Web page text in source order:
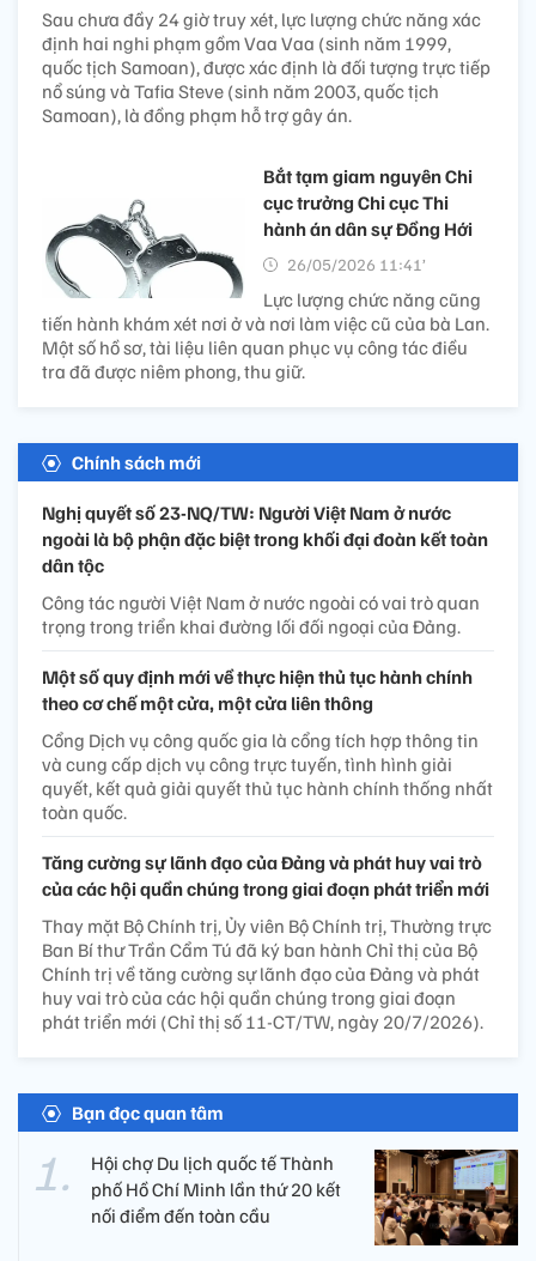
Sau chưa đầy 24 giờ truy xét, lực lượng chức năng xác
định hai nghi phạm gồm Vaa Vaa (sinh năm 1999,
quốc tịch Samoan), được xác định là đối tượng trực tiếp
nổ súng và Tafia Steve (sinh năm 2003, quốc tịch
Samoan), là đồng phạm hỗ trợ gây án.
Bắt tạm giam nguyên Chi
cục trưởng Chi cục Thi
hành án dân sự Đồng Hới
26/05/2026 11:41’
Lực lượng chức năng cũng
tiến hành khám xét nơi ở và nơi làm việc cũ của bà Lan.
Một số hồ sơ, tài liệu liên quan phục vụ công tác điều
tra đã được niêm phong, thu giữ.
Chính sách mới
Nghị quyết số 23-NQ/TW: Người Việt Nam ở nước
ngoài là bộ phận đặc biệt trong khối đại đoàn kết toàn
dân tộc
Công tác người Việt Nam ở nước ngoài có vai trò quan
trọng trong triển khai đường lối đối ngoại của Đảng.
Một số quy định mới về thực hiện thủ tục hành chính
theo cơ chế một cửa, một cửa liên thông
Cổng Dịch vụ công quốc gia là cổng tích hợp thông tin
và cung cấp dịch vụ công trực tuyến, tình hình giải
quyết, kết quả giải quyết thủ tục hành chính thống nhất
toàn quốc.
Tăng cường sự lãnh đạo của Đảng và phát huy vai trò
của các hội quần chúng trong giai đoạn phát triển mới
Thay mặt Bộ Chính trị, Ủy viên Bộ Chính trị, Thường trực
Ban Bí thư Trần Cẩm Tú đã ký ban hành Chỉ thị của Bộ
Chính trị về tăng cường sự lãnh đạo của Đảng và phát
huy vai trò của các hội quần chúng trong giai đoạn
phát triển mới (Chỉ thị số 11-CT/TW, ngày 20/7/2026).
Bạn đọc quan tâm
Hội chợ Du lịch quốc tế Thành
phố Hồ Chí Minh lần thứ 20 kết
nối điểm đến toàn cầu